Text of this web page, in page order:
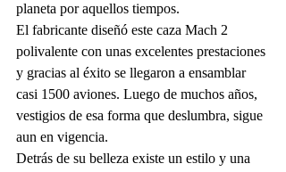
planeta por aquellos tiempos.
El fabricante diseñó este caza Mach 2
polivalente con unas excelentes prestaciones
y gracias al éxito se llegaron a ensamblar
casi 1500 aviones. Luego de muchos años,
vestigios de esa forma que deslumbra, sigue
aun en vigencia.
Detrás de su belleza existe un estilo y una